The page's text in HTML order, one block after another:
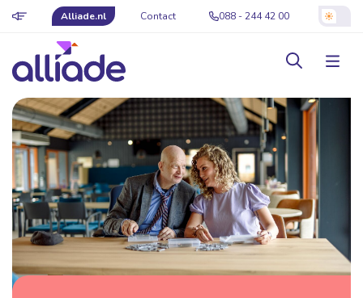
Alliade.nl Contact 088 - 244 42 00